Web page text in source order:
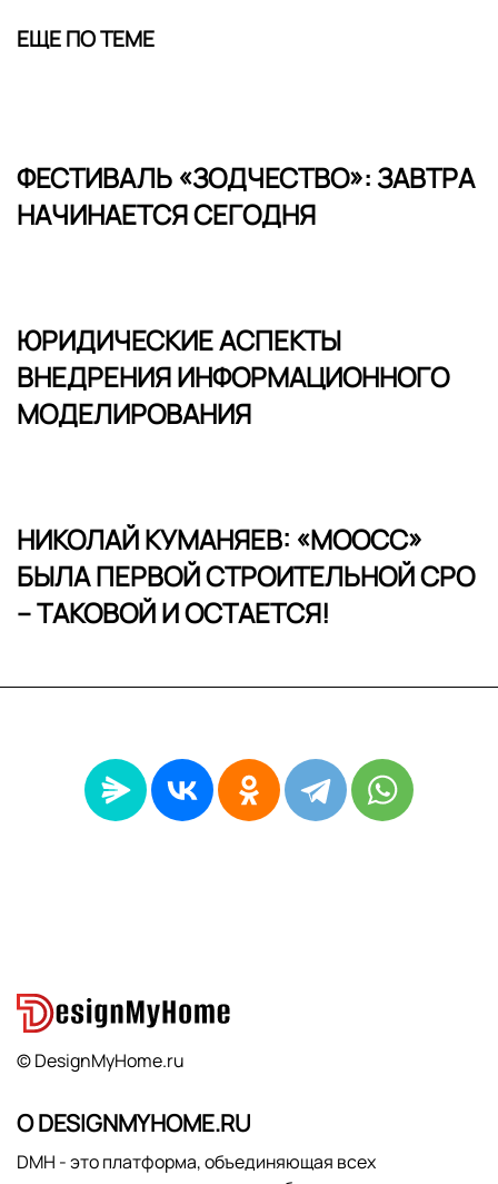
ЕЩЕ ПО ТЕМЕ
ФЕСТИВАЛЬ «ЗОДЧЕСТВО»: ЗАВТРА
НАЧИНАЕТСЯ СЕГОДНЯ
ЮРИДИЧЕСКИЕ АСПЕКТЫ
ВНЕДРЕНИЯ ИНФОРМАЦИОННОГО
МОДЕЛИРОВАНИЯ
НИКОЛАЙ КУМАНЯЕВ: «МООСС»
БЫЛА ПЕРВОЙ СТРОИТЕЛЬНОЙ СРО
– ТАКОВОЙ И ОСТАЕТСЯ!
© DesignMyHome.ru
О DESIGNMYHOME.RU
DMH - это платформа, объединяющая всех